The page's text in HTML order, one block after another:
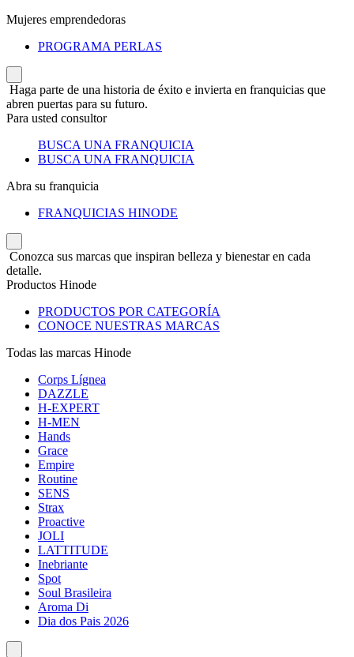
Mujeres emprendedoras
PROGRAMA PERLAS
Haga parte de una historia de éxito e invierta en franquicias que
abren puertas para su futuro.
Para usted consultor
BUSCA UNA FRANQUICIA
BUSCA UNA FRANQUICIA
Abra su franquicia
FRANQUICIAS HINODE
Conozca sus marcas que inspiran belleza y bienestar en cada
detalle.
Productos Hinode
PRODUCTOS POR CATEGORÍA
CONOCE NUESTRAS MARCAS
Todas las marcas Hinode
Corps Lígnea
DAZZLE
H-EXPERT
H-MEN
Hands
Grace
Empire
Routine
SENS
Strax
Proactive
JOLI
LATTITUDE
Inebriante
Spot
Soul Brasileira
Aroma Di
Dia dos Pais 2026